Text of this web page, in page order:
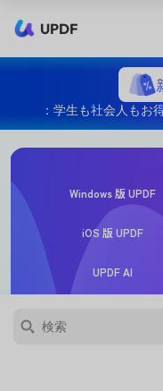
UPDF
：学生も社会人もお
Windows 版 UPDF
iOS 版 UPDF
UPDF AI